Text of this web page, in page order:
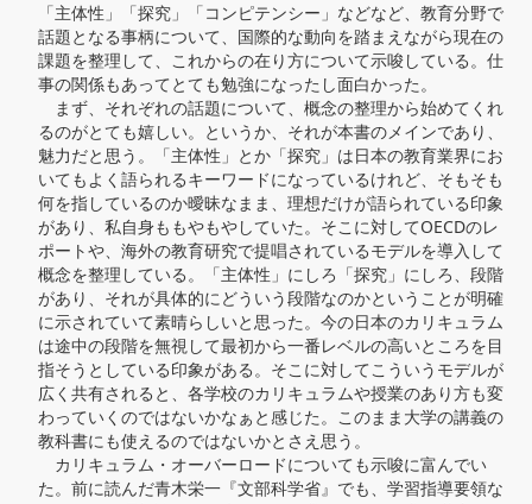
「主体性」「探究」「コンピテンシー」などなど、教育分野で
話題となる事柄について、国際的な動向を踏まえながら現在の
課題を整理して、これからの在り方について示唆している。仕
事の関係もあってとても勉強になったし面白かった。
まず、それぞれの話題について、概念の整理から始めてくれ
るのがとても嬉しい。というか、それが本書のメインであり、
魅力だと思う。「主体性」とか「探究」は日本の教育業界にお
いてもよく語られるキーワードになっているけれど、そもそも
何を指しているのか曖昧なまま、理想だけが語られている印象
があり、私自身ももやもやしていた。そこに対してOECDのレ
ポートや、海外の教育研究で提唱されているモデルを導入して
概念を整理している。「主体性」にしろ「探究」にしろ、段階
があり、それが具体的にどういう段階なのかということが明確
に示されていて素晴らしいと思った。今の日本のカリキュラム
は途中の段階を無視して最初から一番レベルの高いところを目
指そうとしている印象がある。そこに対してこういうモデルが
広く共有されると、各学校のカリキュラムや授業のあり方も変
わっていくのではないかなぁと感じた。このまま大学の講義の
教科書にも使えるのではないかとさえ思う。
カリキュラム・オーバーロードについても示唆に富んでい
た。前に読んだ青木栄一『文部科学省』でも、学習指導要領な